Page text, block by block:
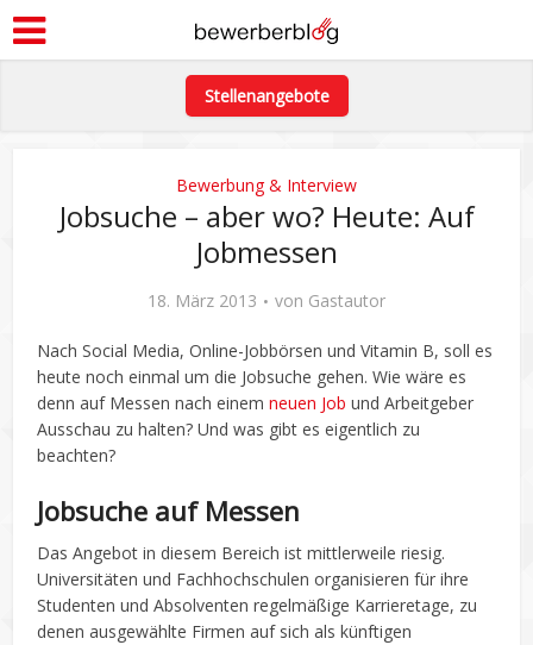
Stellenangebote
Bewerbung & Interview
Jobsuche – aber wo? Heute: Auf
Jobmessen
18. März 2013 von Gastautor
Nach Social Media, Online-Jobbörsen und Vitamin B, soll es
heute noch einmal um die Jobsuche gehen. Wie wäre es
denn auf Messen nach einemneuen Job und Arbeitgeber
Ausschau zu halten? Und was gibt es eigentlich zu
beachten?
Jobsuche auf Messen
Das Angebot in diesem Bereich ist mittlerweile riesig.
Universitäten und Fachhochschulen organisieren für ihre
Studenten und Absolventen regelmäßige Karrieretage, zu
denen ausgewählte Firmen auf sich als künftigen